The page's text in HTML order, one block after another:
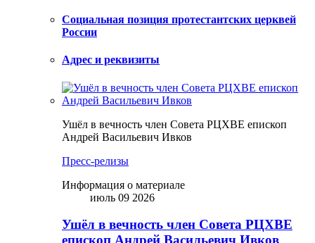
Социальная позиция протестантских церквей
России
Адрес и реквизиты
Ушёл в вечность член Совета РЦХВЕ епископ
Андрей Васильевич Ивков
Пресс-релизы
Информация о материале
июль 09 2026
Ушёл в вечность член Совета РЦХВЕ